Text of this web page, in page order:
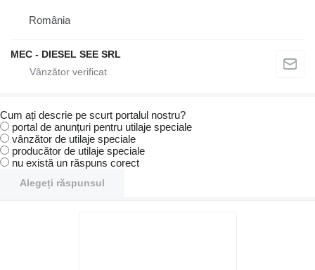
România
MEC - DIESEL SEE SRL
Cum ați descrie pe scurt portalul nostru?
portal de anunțuri pentru utilaje speciale
vânzător de utilaje speciale
producător de utilaje speciale
nu există un răspuns corect
Alegeți răspunsul